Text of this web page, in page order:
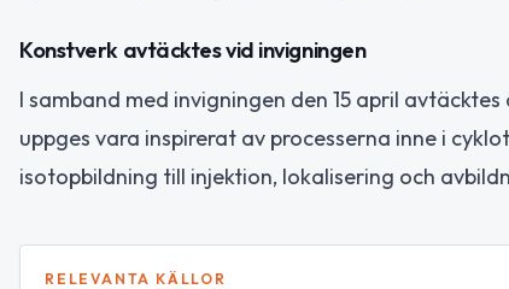
Konstverk avtäcktes vid invigningen
I samband med invigningen den 15 april
uppges vara inspirerat av processerna inne i
isotopbildning till injektion, lokalisering och
RELEVANTA KÄLLOR